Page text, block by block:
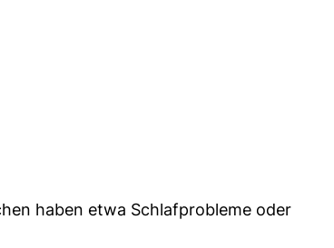
haben etwa Schlafprobleme oder